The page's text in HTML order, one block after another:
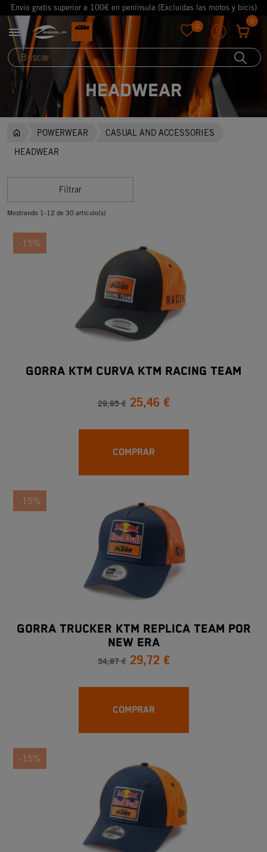
Envio gratis superior a 100€ en península (Excluidas las motos y bicis)
 0
0
HEADWEAR
POWERWEAR
CASUAL AND ACCESSORIES
HEADWEAR
Filtrar
Mostrando 1-12 de 30 artículo(s)
-15%
Gorra KTM Curva KTM Racing Team
29,95 € 25,46 €
COMPRAR
-15%
Gorra Trucker KTM Replica Team Por
New Era
34,97 € 29,72 €
COMPRAR
-15%